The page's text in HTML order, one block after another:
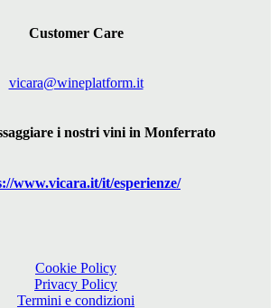
Customer Care
vicara@wineplatform.it
i nostri vini in Monferrato
www.vicara.it/it/esperienze/
Cookie Policy
Privacy Policy
Termini e condizioni